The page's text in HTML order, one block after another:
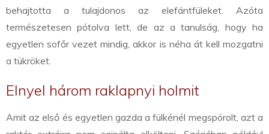
behajtotta a tulajdonos az elefántfüleket. Azóta
természetesen pótolva lett, de az a tanulság, hogy ha
egyetlen sofőr vezet mindig, akkor is néha át kell mozgatni
a tükröket.
Elnyel három raklapnyi holmit
Amit az első és egyetlen gazda a fülkénél megspórolt, azt a